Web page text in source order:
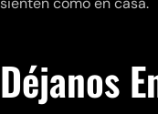
Déjanos